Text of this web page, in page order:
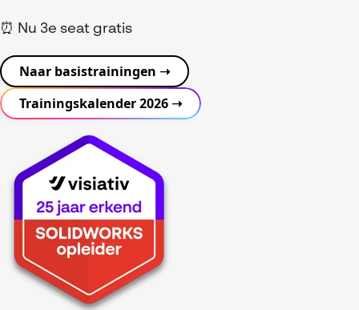
SOLIDWORKS Inspection
Visiativ Customer Service
Spare Parts Platform
CATIA Composer
myCADtools
myPDMtools
MyCAD Day 2026
Referenties
Acties en promoties
Kennis
FAQs SOLIDWORKS
Downloads
⏰ Nu 3e seat gratis
Naar basistrainingen ➝
Trainingskalender 2026 ➝